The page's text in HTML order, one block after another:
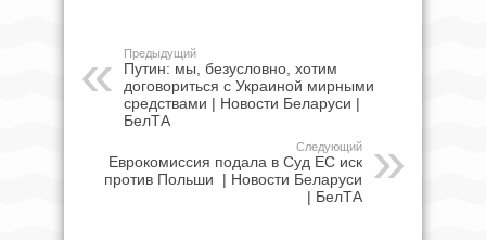
Предыдущий
Путин: мы, безусловно, хотим
договориться с Украиной мирными
средствами | Новости Беларуси |
БелТА
Следующий
Еврокомиссия подала в Суд ЕС иск
против Польши | Новости Беларуси
| БелТА